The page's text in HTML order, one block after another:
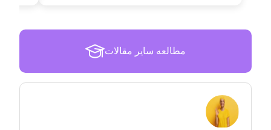
مطالعه سایر مقالات